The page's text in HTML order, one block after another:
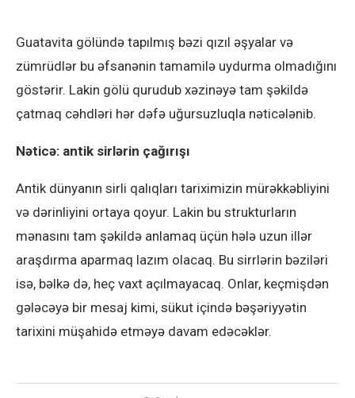
Guatavita gölündə tapılmış bəzi qızıl əşyalar və
zümrüdlər bu əfsanənin tamamilə uydurma olmadığını
göstərir. Lakin gölü qurudub xəzinəyə tam şəkildə
çatmaq cəhdləri hər dəfə uğursuzluqla nəticələnib.
Nəticə: antik sirlərin çağırışı
Antik dünyanın sirli qalıqları tariximizin mürəkkəbliyini
və dərinliyini ortaya qoyur. Lakin bu strukturların
mənasını tam şəkildə anlamaq üçün hələ uzun illər
araşdırma aparmaq lazım olacaq. Bu sirrlərin bəziləri
isə, bəlkə də, heç vaxt açılmayacaq. Onlar, keçmişdən
gələcəyə bir mesaj kimi, sükut içində bəşəriyyətin
tarixini müşahidə etməyə davam edəcəklər.